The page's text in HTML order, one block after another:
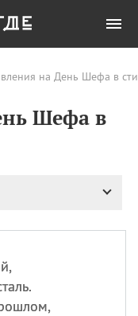
на День Шефа в
Шефа в
Все
памяти жертв
пудинга
Дымняшки
Bear Day)